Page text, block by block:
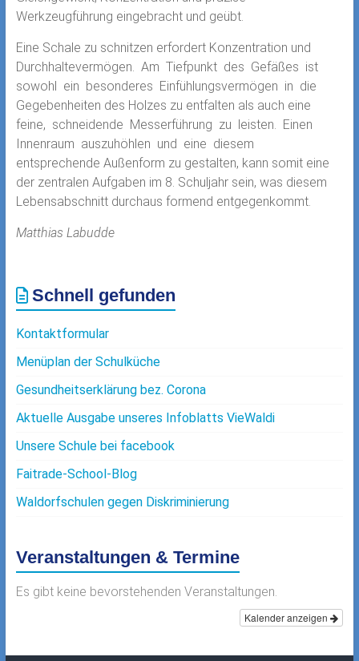
Werkzeugführung eingebracht und geübt.
Eine Schale zu schnitzen erfordert Konzentration und
Durchhaltevermögen. Am Tiefpunkt des Gefäßes ist
sowohl ein besonderes Einfühlungsvermögen in die
Gegebenheiten des Holzes zu entfalten als auch eine
feine, schneidende Messerführung zu leisten. Einen
Innenraum auszuhöhlen und eine diesem
entsprechende Außenform zu gestalten, kann somit eine
der zentralen Aufgaben im 8. Schuljahr sein, was diesem
Lebensabschnitt durchaus formend entgegenkommt.
Matthias Labudde
Schnell gefunden
Kontaktformular
Menüplan der Schulküche
Gesundheitserklärung bez. Corona
Aktuelle Ausgabe unseres Infoblatts VieWaldi
Unsere Schule bei facebook
Faitrade-School-Blog
Waldorfschulen gegen Diskriminierung
Veranstaltungen & Termine
Es gibt keine bevorstehenden Veranstaltungen.
Kalender anzeigen